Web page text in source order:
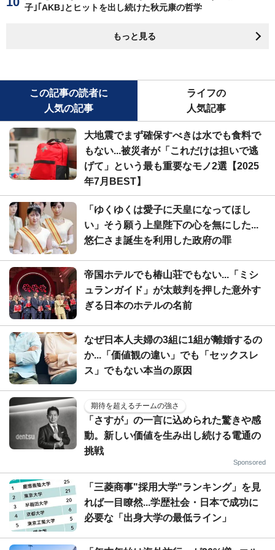
子｣｢AKB｣とヒットを出し続けた秋元康の哲学
もっと見る
この記事の読者に
人気の記事
ライフの
人気記事
大地震でまず確保すべきは水でも食料で
もない...被災者が「これだけは担いで逃
げて」という最も重要なモノ2選【2025
年7月BEST】
「ゆくゆくは愛子に天皇になってほし
い」そう願う上皇陛下の心を無にした...
悠仁さま誕生を利用した政府の罪
帝国ホテルでも椿山荘でもない...「ミシ
ュランガイド」が太鼓判を押した意外す
ぎる日本のホテルの名前
なぜ日本人夫婦の3組に1組が離婚するの
か...「価値観の違い」でも「セックスレ
ス」でもない本当の原因
期待を超えるチームの強さ
「さすが」の一言に込められた驚きや感
動。新しい価値を生み出し続ける電通の
挑戦
Sponsored
「三菱商事"採用大学"ランキング」を見
れば一目瞭然...学歴社会・日本で成功に
必要な「出身大学の最低ライン」